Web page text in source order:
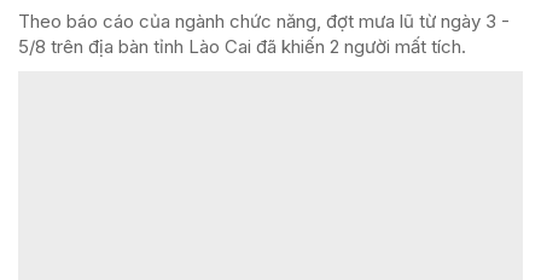
Theo báo cáo của ngành chức năng, đợt mưa lũ từ ngày 3 -
5/8 trên địa bàn tỉnh Lào Cai đã khiến 2 người mất tích.